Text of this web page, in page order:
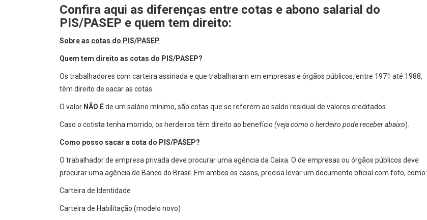
Confira aqui as diferenças entre cotas e abono salarial do
PIS/PASEP e quem tem direito:
Sobre as cotas do PIS/PASEP
Quem tem direito as cotas do PIS/PASEP?
Os trabalhadores com carteira assinada e que trabalharam em empresas e órgãos públicos, entre 1971 até 1988,
têm direito de sacar as cotas.
O valor NÃO Éde um salário mínimo, são cotas que se referem ao saldo residual de valores creditados.
Caso o cotista tenha morrido, os herdeiros têm direito ao benefício (veja como o herdeiro pode receber abaixo).
Como posso sacar a cota do PIS/PASEP?
O trabalhador de empresa privada deve procurar uma agência da Caixa. O de empresas ou órgãos públicos deve
procurar uma agência do Banco do Brasil. Em ambos os casos, precisa levar um documento oficial com foto, como:
Carteira de Identidade
Carteira de Habilitação (modelo novo)